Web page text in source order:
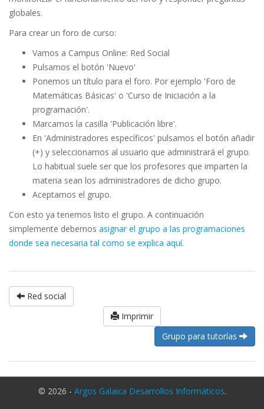
globales.
Para crear un foro de curso:
Vamos a Campus Online: Red Social
Pulsamos el botón 'Nuevo'
Ponemos un título para el foro. Por ejemplo 'Foro de
Matemáticas Básicas' o 'Curso de Iniciación a la
programación'.
Marcamos la casilla 'Publicación libre'.
En 'Administradores específicos' pulsamos el botón añadir
(+) y seleccionamos al usuario que administrará el grupo.
Lo habitual suele ser que los profesores que imparten la
materia sean los administradores de dicho grupo.
Aceptamos el grupo.
Con esto ya tenemos listo el grupo. A continuación
simplemente debemos asignar el grupo a las programaciones
donde sea necesaria tal como se explica aquí.
Red social
Imprimir
Grupo para tutorías
© 2026 - Argos Galaica Desarrollos Informáticos.